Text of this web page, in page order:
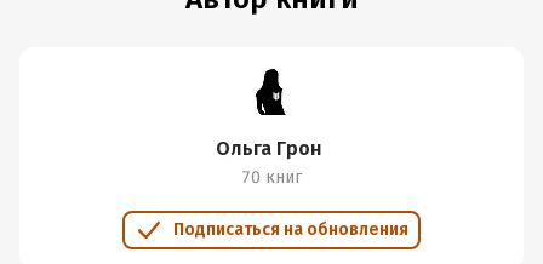
Ольга Грон
70 книг
Подписаться на обновления